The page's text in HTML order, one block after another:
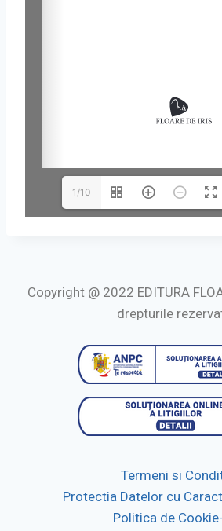
1/10
Copyright @ 2022 EDITURA
drepturile
Termeni si
Protectia Datelor cu
Politica de